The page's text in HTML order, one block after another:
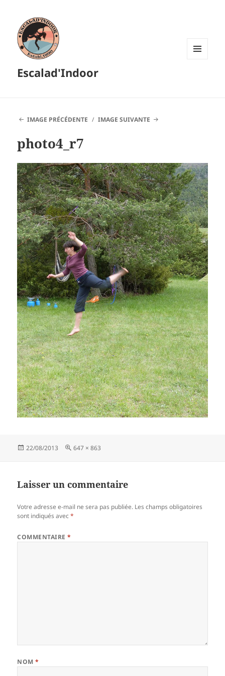
Escalad'Indoor
IMAGE PRÉCÉDENTE IMAGE SUIVANTE
photo4_r7
Publié
22/08/2013
Taille
647 × 863
Laisser un commentaire
Votre adresse e-mail ne sera pas publiée. Les champs obligatoires
sont indiqués avec*
COMMENTAIRE*
NOM*